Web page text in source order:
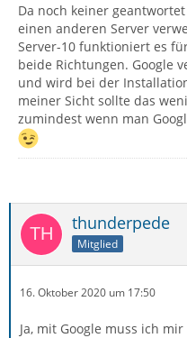
Da noch keiner
einen anderen Server
Server-10 funktioniert es
beide Richtungen. Google
und wird bei der
meiner Sicht sollte das
zumindest wenn man
thunderpede
Mitglied
16. Oktober 2020 um 17:50
Ja, mit Google muss ich